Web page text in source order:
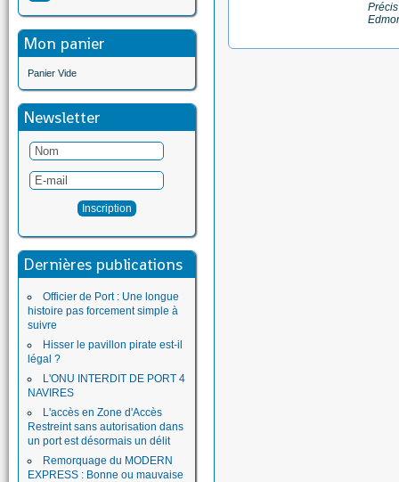
Mon panier
Panier Vide
Newsletter
Dernières publications
Officier de Port : Une longue
histoire pas forcement simple à
suivre
Hisser le pavillon pirate est-il
légal ?
L'ONU INTERDIT DE PORT 4
NAVIRES
L'accès en Zone d'Accès
Restreint sans autorisation dans
un port est désormais un délit
Remorquage du MODERN
EXPRESS : Bonne ou mauvaise